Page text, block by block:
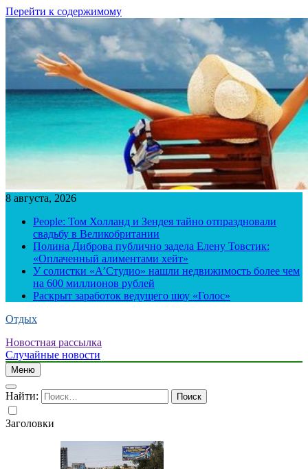
Перейти к содержимому
8 августа, 2026
People: Том Холланд и Зендея тайно отпраздновали
свадьбу в Великобритании
Полина Диброва публично задела Елену Товстик:
«Оплаченный алиментами хейт»
У солистки «А’Студио» нашли недвижимость более чем
на 600 миллионов рублей
Раскрыт заработок ведущего шоу «Голос»
Отдых
Новостная рассылка
Случайные новости
Меню
Найти:
Заголовки